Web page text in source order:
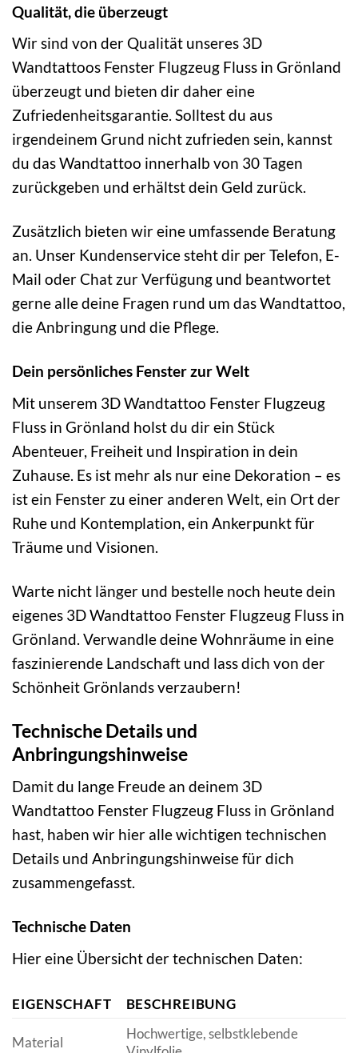
Qualität, die überzeugt
Wir sind von der Qualität unseres 3D
Wandtattoos Fenster Flugzeug Fluss in Grönland
überzeugt und bieten dir daher eine
Zufriedenheitsgarantie. Solltest du aus
irgendeinem Grund nicht zufrieden sein, kannst
du das Wandtattoo innerhalb von 30 Tagen
zurückgeben und erhältst dein Geld zurück.
Zusätzlich bieten wir eine umfassende Beratung
an. Unser Kundenservice steht dir per Telefon, E-
Mail oder Chat zur Verfügung und beantwortet
gerne alle deine Fragen rund um das Wandtattoo,
die Anbringung und die Pflege.
Dein persönliches Fenster zur Welt
Mit unserem 3D Wandtattoo Fenster Flugzeug
Fluss in Grönland holst du dir ein Stück
Abenteuer, Freiheit und Inspiration in dein
Zuhause. Es ist mehr als nur eine Dekoration – es
ist ein Fenster zu einer anderen Welt, ein Ort der
Ruhe und Kontemplation, ein Ankerpunkt für
Träume und Visionen.
Warte nicht länger und bestelle noch heute dein
eigenes 3D Wandtattoo Fenster Flugzeug Fluss in
Grönland. Verwandle deine Wohnräume in eine
faszinierende Landschaft und lass dich von der
Schönheit Grönlands verzaubern!
Technische Details und
Anbringungshinweise
Damit du lange Freude an deinem 3D
Wandtattoo Fenster Flugzeug Fluss in Grönland
hast, haben wir hier alle wichtigen technischen
Details und Anbringungshinweise für dich
zusammengefasst.
Technische Daten
Hier eine Übersicht der technischen Daten:
EIGENSCHAFT BESCHREIBUNG
Material
Hochwertige, selbstklebende